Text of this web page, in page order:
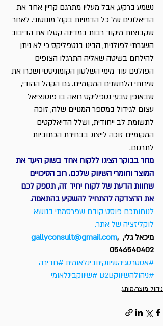
נשמע ברקע, אבל מעליו מתרגם קריין אחד את
הדיאלוגים של כל הדמויות בקול מונוטוני. לאחר
שקבוצות מיקוד רבות במדינה קטלו את הדיבוב
השגרתי לפולנית, הבינו בנטפליקס כי לא ניתן
להילחם בשיטה שאליה התרגלו הצופים
הפולנים עוד מימי השלטון הקומוניסטי ושכרו את
שירותי הלחשנים המקומיים. גם הקהל ההודי,
שבאופן טבעי נטפליקס רואה בו פוטנציאל
עצום לגידול במספר המנויים שלה, זוכה
לתשומת לב ייחודית, ושלל הדיאלקטים
המקומיים זוכה לייצוג בבחירת הכתוביות
לתרגום.
מחר בבוקר הציגו ללקוח אחד בשוק היעד את
המוצר וחומרי השיווק שלכם. רוב הסיכויים
שחוות הדעת של לקוח יחיד זה, תספק לכם
את ההצדקה להתחיל להשקיע בהתאמה.
לנוחותכם פוסט קודם שפרסמתי בנושא
לוקליזציה של אתר.
מיכאל גלי, gallyconsult@gmail.com,
0546540402
#אסטרטגיהשיווקיתבינלאומית #חדירה
#ניהולהשיווקB2B
#שיווקבינלאומי
ניהול מוצר/מותג